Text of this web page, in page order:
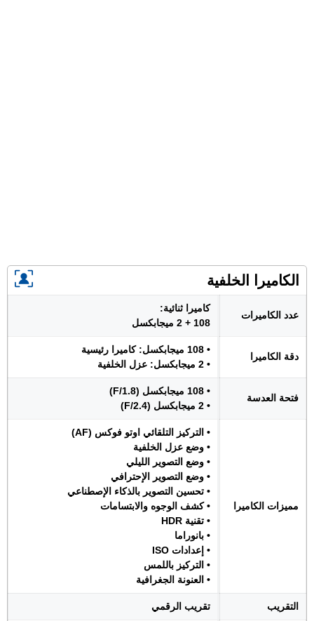
الكاميرا الخلفية
عدد الكاميرات
كاميرا ثنائية:
108 + 2 ميجابكسل
دقة الكاميرا
• 108 ميجابكسل: كاميرا رئيسية
• 2 ميجابكسل: عزل الخلفية
فتحة العدسة
• 108 ميجابكسل (F/1.8)
• 2 ميجابكسل (F/2.4)
مميزات الكاميرا
• التركيز التلقائي اوتو فوكس (AF)
• وضع عزل الخلفية
• وضع التصوير الليلي
• وضع التصوير الإحترافي
• تحسين التصوير بالذكاء الإصطناعي
• كشف الوجوه والابتسامات
• تقنية HDR
• بانوراما
• إعدادات ISO
• التركيز باللمس
• العنونة الجغرافية
التقريب تقريب الرقمي